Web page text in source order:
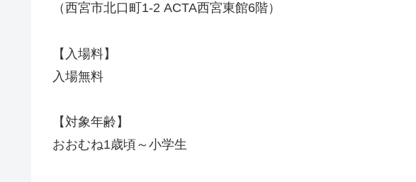
（西宮市北口町1-2 ACTA西宮東館6階）
【入場料】
入場無料
【対象年齢】
おおむね1歳頃～小学生